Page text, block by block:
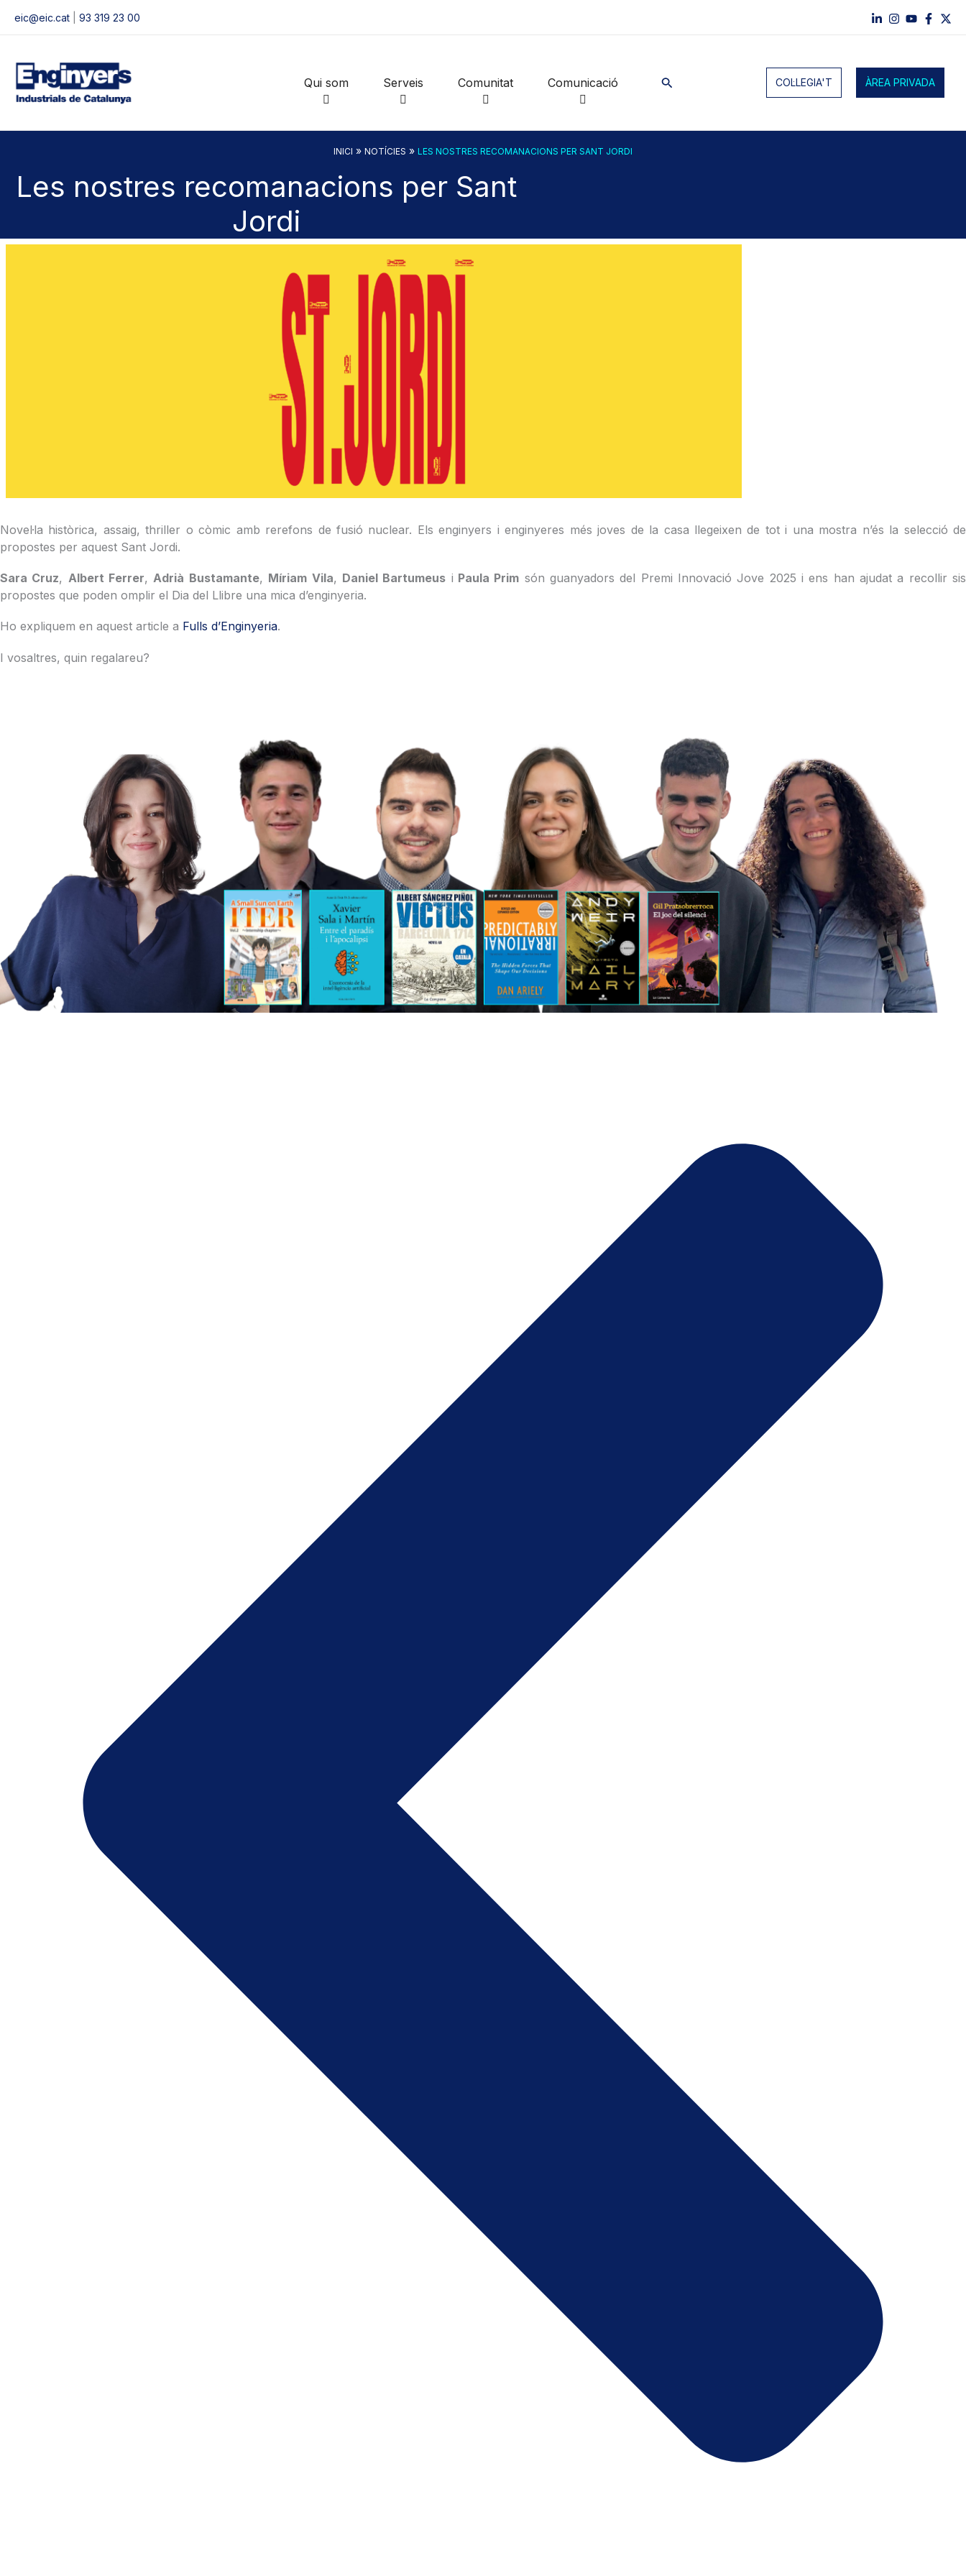
eic@eic.cat 93 319 23 00
Qui som Serveis Comunitat Comunicació Cerca COL·LEGIA'T ÀREA PRIVADA
INICI » NOTÍCIES » LES NOSTRES RECOMANACIONS PER SANT JORDI
Les nostres recomanacions per Sant
Jordi
Novel·la històrica, assaig, thriller o còmic amb rerefons de fusió nuclear. Els enginyers i enginyeres més joves de la casa llegeixen de tot i una mostra n’és la selecció de
propostes per aquest Sant Jordi.
Sara Cruz, Albert Ferrer,Adrià Bustamante, Míriam Vila, Daniel Bartumeus i Paula Prim són guanyadors del Premi Innovació Jove 2025 i ens han ajudat a recollir sis
propostes que poden omplir el Dia del Llibre una mica d’enginyeria.
Ho expliquem en aquest article a Fulls d’Enginyeria.
I vosaltres, quin regalareu?